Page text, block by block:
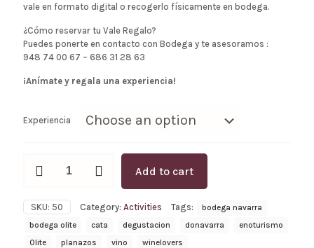
vale en formato digital o recogerlo físicamente en bodega.
¿Cómo reservar tu Vale Regalo?
Puedes ponerte en contacto con Bodega y te asesoramos :
948 74 00 67 – 686 31 28 63
¡Anímate y regala una experiencia!
Experiencia
Regala
experiencia
quantity
Add to cart
SKU: 50 Category: Activities Tags:
bodega navarra
bodega olite
cata degustacion donavarra
enoturismo
Olite
planazos vino winelovers